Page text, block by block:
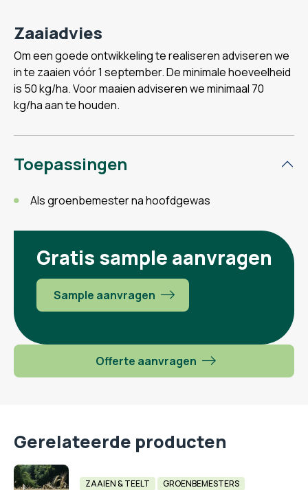
Zaaiadvies
Om een goede ontwikkeling te realiseren adviseren we
in te zaaien vóór 1 september. De minimale hoeveelheid
is 50 kg/ha. Voor maaien adviseren we minimaal 70
kg/ha aan te houden.
Toepassingen
Als groenbemester na hoofdgewas
Gratis sample aanvragen
Sample aanvragen
Offerte aanvragen
Gerelateerde producten
ZAAIEN & TEELT GROENBEMESTERS